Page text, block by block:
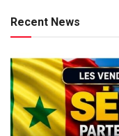
Recent News